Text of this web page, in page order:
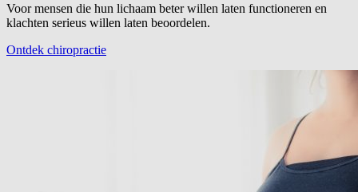
Voor mensen die hun lichaam beter willen laten functioneren en
klachten serieus willen laten beoordelen.
Ontdek chiropractie